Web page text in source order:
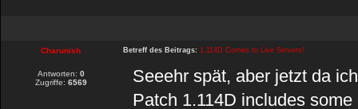
Charunish Betreff des Beitrags: 1.114D Comes to Live Servers!
Antworten: 0
Zugriffe: 6569
Seeehr spät, aber jetzt da
Patch 1.114D includes